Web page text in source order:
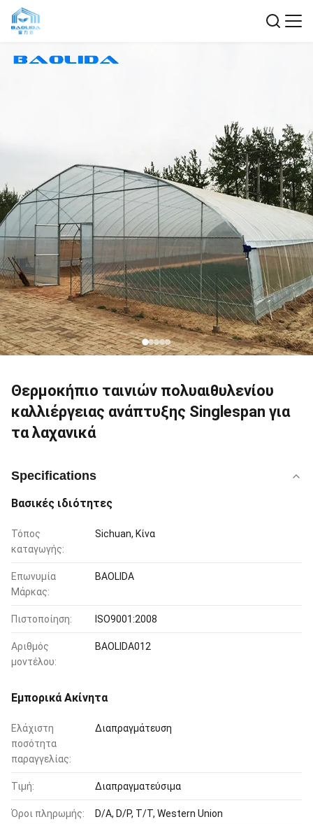
Θερμοκήπιο ταινιών πολυαιθυλενίου
καλλιέργειας ανάπτυξης Singlespan για
τα λαχανικά
Specifications
Βασικές ιδιότητες
Τόπος
καταγωγής:
Sichuan, Κίνα
Επωνυμία
Μάρκας:
BAOLIDA
Πιστοποίηση: ISO9001:2008
Αριθμός
μοντέλου:
BAOLIDA012
Εμπορικά Ακίνητα
Ελάχιστη
ποσότητα
παραγγελίας:
Διαπραγμάτευση
Τιμή: Διαπραγματεύσιμα
Όροι πληρωμής: D/A, D/P, T/T, Western Union